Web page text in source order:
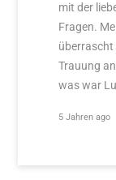
mit der
Fragen.
überrascht
Trauung
was war
5 Jahren ago